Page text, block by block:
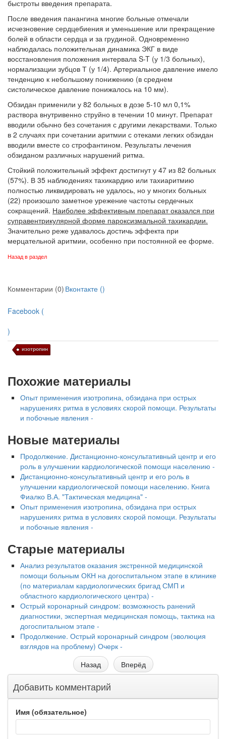
быстроты введения препарата.
После введения панангина многие больные отмечали
исчезновение сердцебиения и уменьшение или прекращение
болей в области сердца и за грудиной. Одновременно
наблюдалась положительная динамика ЭКГ в виде
восстановления положения интервала S-T (у 1/3 больных),
нормализации зубцов Т (у 1/4). Артериальное давление имело
тенденцию к небольшому понижению (в среднем
систолическое давление понижалось на 10 мм).
Обзидан применили у 82 больных в дозе 5-10 мл 0,1%
раствора внутривенно струйно в течении 10 минут. Препарат
вводили обычно без сочетания с другими лекарствами. Только
в 2 случаях при сочетании аритмии с отеками легких обзидан
вводили вместе со строфантином. Результаты лечения
обзиданом различных нарушений ритма.
Стойкий положительный эффект достигнут у 47 из 82 больных
(57%). В 35 наблюдениях тахикардию или тахиаритмию
полностью ликвидировать не удалось, но у многих больных
(22) произошло заметное урежение частоты сердечных
сокращений. Наиболее эффективным препарат оказался при
суправентрикулярной форме пароксизмальной тахикардии.
Значительно реже удавалось достичь эффекта при
мерцательной аритмии, особенно при постоянной ее форме.
Назад в раздел
Комментарии (0) Вконтакте ()
Facebook (
)
изотропин
Похожие материалы
Опыт применения изотропина, обзидана при острых
нарушениях ритма в условиях скорой помощи. Результаты
и побочные явления -
Новые материалы
Продолжение. Дистанционно-консультативный центр и его
роль в улучшении кардиологической помощи населению -
Дистанционно-консультативный центр и его роль в
улучшении кардиологической помощи населению. Книга
Фиалко В.А. "Тактическая медицина" -
Опыт применения изотропина, обзидана при острых
нарушениях ритма в условиях скорой помощи. Результаты
и побочные явления -
Старые материалы
Анализ результатов оказания экстренной медицинской
помощи больным ОКН на догоспитальном этапе в клинике
(по материалам кардиологических бригад СМП и
областного кардиологического центра) -
Острый коронарный синдром: возможность ранений
диагностики, экспертная медицинская помощь, тактика на
догоспитальном этапе -
Продолжение. Острый коронарный синдром (эволюция
взглядов на проблему) Очерк -
Назад
Вперёд
Добавить комментарий
Имя (обязательное)